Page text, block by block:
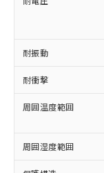
耐振動
耐衝撃
周囲温度範囲
周囲湿度範囲
在
記
タ
覧
準
正
様
ム
オ
むを得ず
六価クロム
類(PBB)
(PBDE)
ル)
ルベンジル
（DBP）
適用除外項目
フタル酸エ
図的な使用
「－」：
*中国
Pb(鉛)
Cr(Ⅵ)(六価
DBP(フタル
イソブチル)
DEHP(フタ
為
（
ま
国
可)
当
全
い
当
ル
武